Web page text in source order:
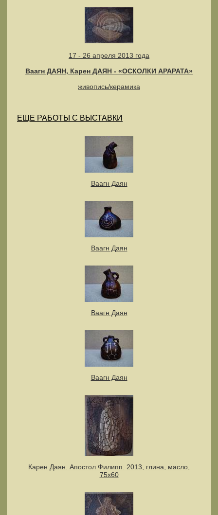
17 - 26 апреля 2013 года
Ваагн ДАЯН, Карен ДАЯН - «ОСКОЛКИ АРАРАТА»
живопись/керамика
ЕЩЕ РАБОТЫ С ВЫСТАВКИ
Ваагн Даян
Ваагн Даян
Ваагн Даян
Ваагн Даян
Карен Даян. Апостол Филипп. 2013, глина, масло,
75х60